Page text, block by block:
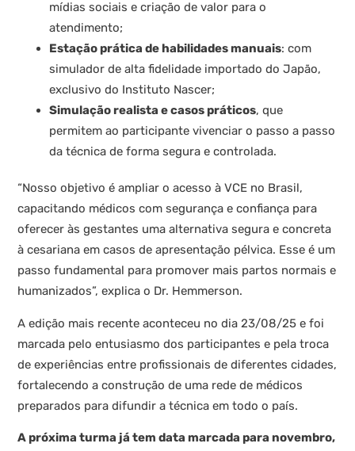
mídias sociais e criação de valor para o
atendimento;
Estação prática de habilidades manuais: com
simulador de alta fidelidade importado do Japão,
exclusivo do Instituto Nascer;
Simulação realista e casos práticos, que
permitem ao participante vivenciar o passo a passo
da técnica de forma segura e controlada.
“Nosso objetivo é ampliar o acesso à VCE no Brasil,
capacitando médicos com segurança e confiança para
oferecer às gestantes uma alternativa segura e concreta
à cesariana em casos de apresentação pélvica. Esse é um
passo fundamental para promover mais partos normais e
humanizados”, explica o Dr. Hemmerson.
A edição mais recente aconteceu no dia 23/08/25 e foi
marcada pelo entusiasmo dos participantes e pela troca
de experiências entre profissionais de diferentes cidades,
fortalecendo a construção de uma rede de médicos
preparados para difundir a técnica em todo o país.
A próxima turma já tem data marcada para novembro,